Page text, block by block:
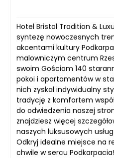
Hotel Bristol Tradition &
syntezę nowoczesnych
akcentami kultury
malowniczym centrum
swoim Gościom 140
pokoi i apartamentów w
nich zyskał indywidualny
tradycję z komfortem
do odwiedzenia naszej
znajdziesz więcej
naszych luksusowych
Odkryj idealne miejsce na
chwile w sercu Podkarpacia!